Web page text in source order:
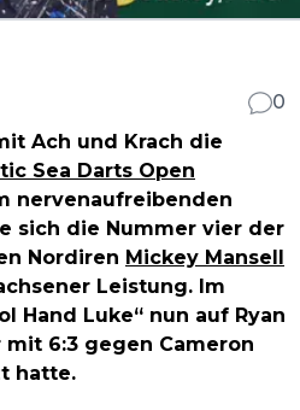
0
Ach und Krach die
Sea Darts Open
nervenaufreibenden
sich die Nummer vier der
Nordiren Mickey Mansell
Leistung. Im
Hand Luke“ nun auf Ryan
6:3 gegen Cameron
hatte.